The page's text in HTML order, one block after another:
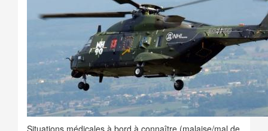
Situations médicales à bord à connaître (malaise/mal de